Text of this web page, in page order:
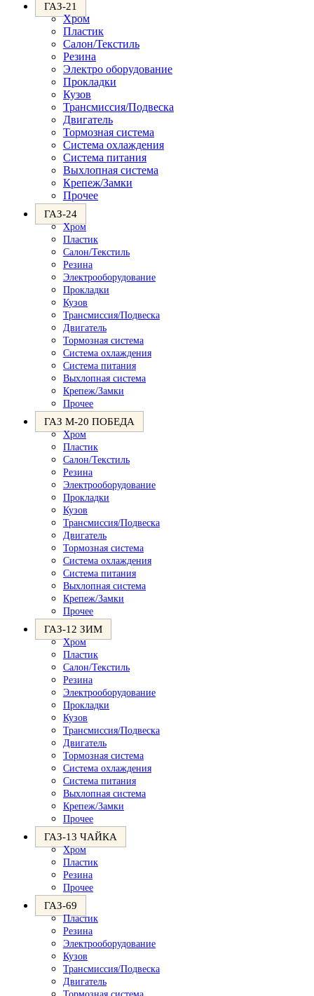
ГАЗ-21
Хром
Пластик
Салон/Текстиль
Резина
Электро оборудование
Прокладки
Кузов
Трансмиссия/Подвеска
Двигатель
Тормозная система
Система охлаждения
Система питания
Выхлопная система
Крепеж/Замки
Прочее
ГАЗ-24
Хром
Пластик
Салон/Текстиль
Резина
Электрооборудование
Прокладки
Кузов
Трансмиссия/Подвеска
Двигатель
Тормозная система
Система охлаждения
Система питания
Выхлопная система
Крепеж/Замки
Прочее
ГАЗ М-20 ПОБЕДА
Хром
Пластик
Салон/Текстиль
Резина
Электрооборудование
Прокладки
Кузов
Трансмиссия/Подвеска
Двигатель
Тормозная система
Система охлаждения
Система питания
Выхлопная система
Крепеж/Замки
Прочее
ГАЗ-12 ЗИМ
Хром
Пластик
Салон/Текстиль
Резина
Электрооборудование
Прокладки
Кузов
Трансмиссия/Подвеска
Двигатель
Тормозная система
Система охлаждения
Система питания
Выхлопная система
Крепеж/Замки
Прочее
ГАЗ-13 ЧАЙКА
Хром
Пластик
Резина
Прочее
ГАЗ-69
Пластик
Резина
Электрооборудование
Кузов
Трансмиссия/Подвеска
Двигатель